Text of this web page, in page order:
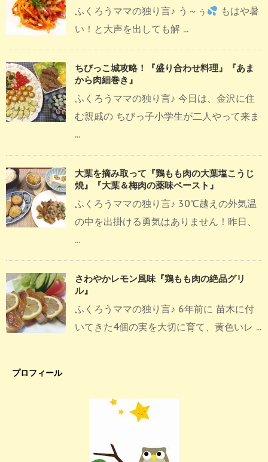
ふくろうママの独り言♪ う～ぅ
もはや暑
い！と大声を出しても解 ...
ちびっこ城攻略！『盛り合わせ料理』『あま
から肉細巻き』
ふくろうママの独り言♪ 今日は、金沢に住
む親戚の ちびっ子小学生が二人やって来ま
...
大葉を摘み取って『鶏もも肉の大葉塩こうじ
焼』『大葉＆梅肉の薬味ペースト』
ふくろうママの独り言♪ 30℃越えの外気温
の中を出掛ける勇気はありません！昨日、
...
さわやかレモン風味『鶏もも肉の絶品グリ
ル』
ふくろうママの独り言♪ 6年前に 苗木に付
いてきた4個の実を大切に育て、黄色いレ ...
プロフィール